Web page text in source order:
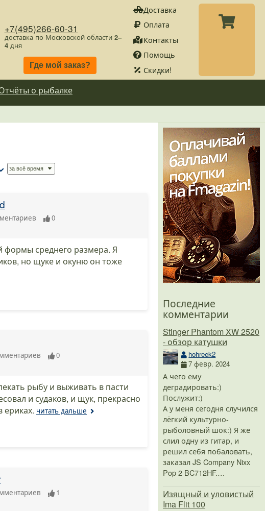
Доставка
Оплата
Контакты
Помощь
Скидки!
+7(495)266-60-31
доставка по Московской области 2–
4дня
Где мой заказ?
о рыбалке
0
формы среднего размера. Я
но щуке и окуню он тоже
0
рыбу и выживать в пасти
и судаков, и щук, прекрасно
ериках. читать дальше
1
Последние
комментарии
Stinger Phantom XW 2520
- обзор катушки
hohreek2
7 февр. 2024
А чего ему
деградировать:)
Послужит:)
А у меня сегодня случился
лёгкий культурно-
рыболовный шок:) Я же
слил одну из гитар, и
решил себя побаловать,
заказал JS Company Nixx
Pop 2 BC712HF.…
Изящный и уловистый
Ima Flit 100